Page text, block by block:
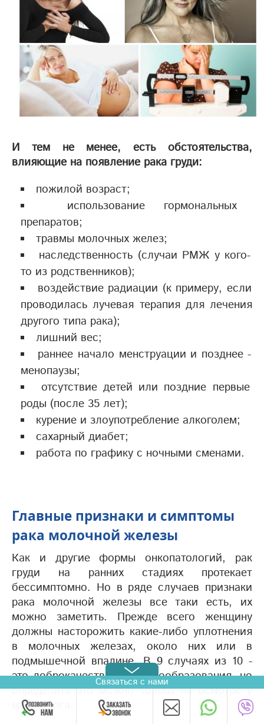
И тем не менее, есть обстоятельства,
влияющие на появление рака груди:
пожилой возраст;
использование гормональных
препаратов;
травмы молочных желез;
наследственность (случаи РМЖ у кого-
то из родственников);
воздействие радиации (к примеру, если
проводилась лучевая терапия для лечения
другого типа рака);
лишний вес;
раннее начало менструации и позднее -
менопаузы;
отсутствие детей или поздние первые
роды (после 35 лет);
курение и злоупотребление алкоголем;
сахарный диабет;
работа по графику с ночными сменами.
Главные признаки и симптомы
рака молочной железы
Как и другие формы онкопатологий, рак
груди на ранних стадиях протекает
бессимптомно. Но в ряде случаев признаки
рака молочной железы все таки есть, их
можно заметить. Прежде всего женщину
должны насторожить какие-либо уплотнения
в молочных железах, около них или в
подмышечной впадине. В 9 случаях из 10 -
это доброкачественные новообразования, но
определить это можно только на осмотре у
маммолога.
Связаться с нами